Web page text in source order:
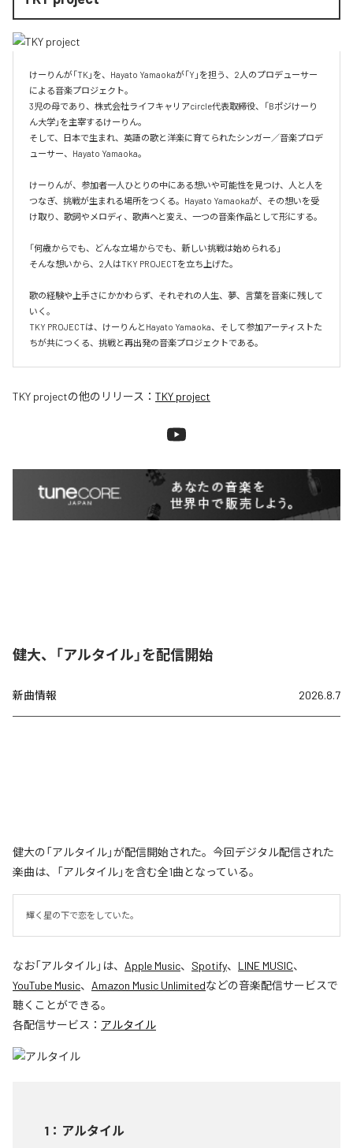
けーりんが「TK」を、Hayato Yamaokaが「Y」を担う、2人のプロデューサー
による音楽プロジェクト。
3児の母であり、株式会社ライフキャリアcircle代表取締役、「Bポジけーり
ん大学」を主宰するけーりん。
そして、日本で生まれ、英語の歌と洋楽に育てられたシンガー／音楽プロデ
ューサー、Hayato Yamaoka。
けーりんが、参加者一人ひとりの中にある想いや可能性を見つけ、人と人を
つなぎ、挑戦が生まれる場所をつくる。Hayato Yamaokaが、その想いを受
け取り、歌詞やメロディ、歌声へと変え、一つの音楽作品として形にする。
「何歳からでも、どんな立場からでも、新しい挑戦は始められる」
そんな想いから、2人はTKY PROJECTを立ち上げた。
歌の経験や上手さにかかわらず、それぞれの人生、夢、言葉を音楽に残して
いく。
TKY PROJECTは、けーりんとHayato Yamaoka、そして参加アーティストた
ちが共につくる、挑戦と再出発の音楽プロジェクトである。
TKY projectの他のリリース： TKY project
健大、「アルタイル」を配信開始
新曲情報 2026.8.7
健大の「アルタイル」が配信開始された。今回デジタル配信された
楽曲は、「アルタイル」を含む全1曲となっている。
輝く星の下で恋をしていた。
なお「アルタイル」は、 Apple Music、 Spotify、 LINE MUSIC、
YouTube Music、 Amazon Music Unlimitedなどの音楽配信サービスで
聴くことができる。
各配信サービス： アルタイル
1 ： アルタイル